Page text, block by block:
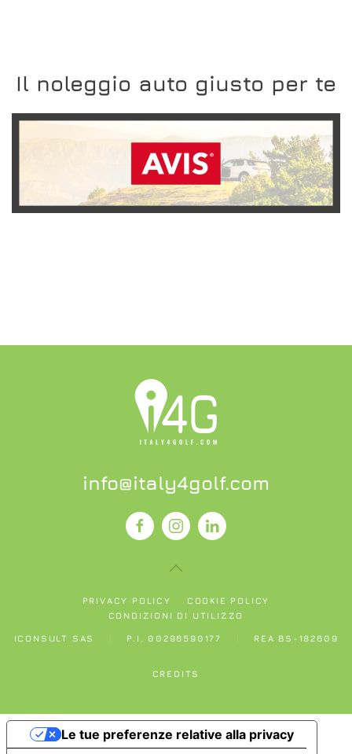
Il noleggio auto giusto per te
SCOPRI L'OFFERTA
info@italy4golf.com
PRIVACY POLICY
COOKIE POLICY
CONDIZIONI DI UTILIZZO
ICONSULT SAS P.I. 00296590177 REA BS-182609
CREDITS
Le tue preferenze relative alla privacy